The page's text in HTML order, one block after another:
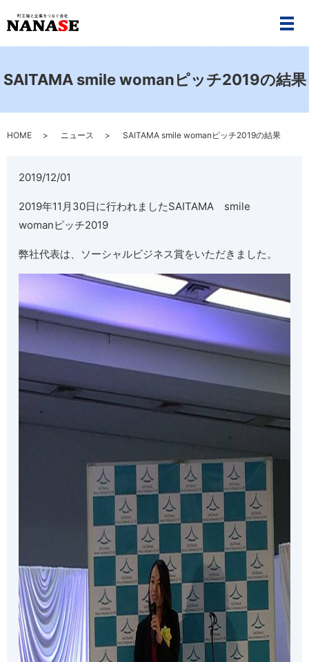
メ
SAITAMA smile womanピッチ2019の結果
HOME ニュース SAITAMA smile womanピッチ2019の結果
2019/12/01
2019年11月30日に行われましたSAITAMA smile
womanピッチ2019
弊社代表は、ソーシャルビジネス賞をいただきました。